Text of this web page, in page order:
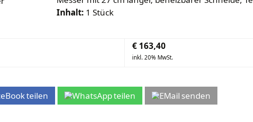
Inhalt: 1 Stück
€ 163,40
inkl. 20% MwSt.
teilen teilen senden